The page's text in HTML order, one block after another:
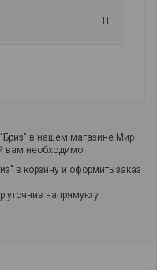
в нашем магазине Мир
вам необходимо:
в корзину и оформить заказ
уточнив напрямую у